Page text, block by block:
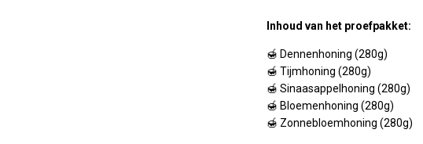
Inhoud van het proefpakket:
🍯 Dennenhoning (280g)
🍯 Tijmhoning (280g)
🍯 Sinaasappelhoning (280g)
🍯 Bloemenhoning (280g)
🍯 Zonnebloemhoning (280g)